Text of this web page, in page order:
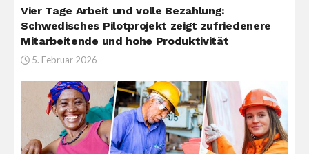
Vier Tage Arbeit und volle Bezahlung:
Schwedisches Pilotprojekt zeigt zufriedenere
Mitarbeitende und hohe Produktivität
5. Februar 2026